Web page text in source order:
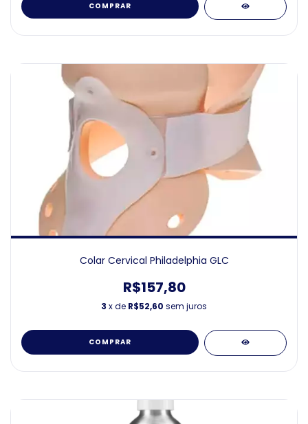
COMPRAR
Colar Cervical Philadelphia GLC
R$157,80
3 x de R$52,60 sem juros
COMPRAR